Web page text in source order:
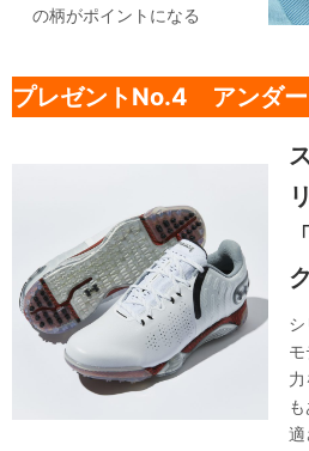
の柄がポイントになる
プレゼントNo.4 アンダー
適